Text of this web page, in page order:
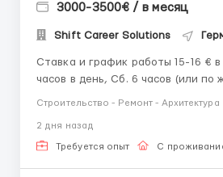
3000-3500€ / в месяц
Shift Career Solutions
Ставка и график работы 15-16 € в час; Пн. - Пт. 8-10
часов в день, Сб. 6 часов (или по
выравнивание поверхностей
грунтовка), выполнение
Строительство - Ремонт - Архитектура
2 дня назад
Требуется опыт С